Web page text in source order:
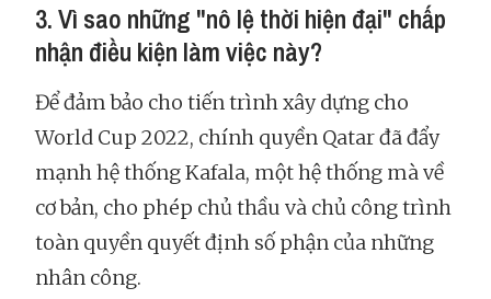
3. Vì sao những "nô lệ thời hiện đại" chấp
nhận điều kiện làm việc này?
Để đảm bảo cho tiến trình xây dựng cho
World Cup 2022, chính quyền Qatar đã đẩy
mạnh hệ thống Kafala, một hệ thống mà về
cơ bản, cho phép chủ thầu và chủ công trình
toàn quyền quyết định số phận của những
nhân công.